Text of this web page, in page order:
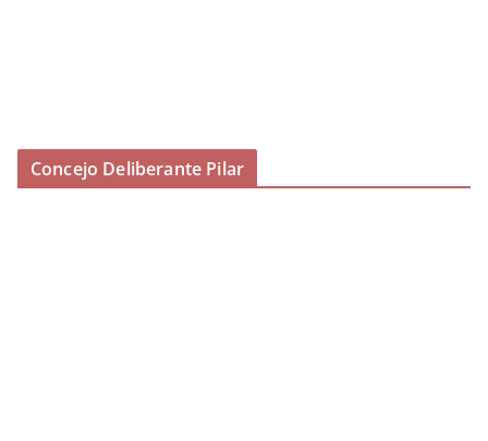
Concejo Deliberante Pilar